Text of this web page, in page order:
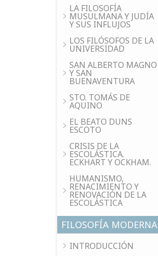
LA FILOSOFÍA
MUSULMANA Y JUDÍA
Y SUS INFLUJOS
LOS FILÓSOFOS DE LA
UNIVERSIDAD
SAN ALBERTO MAGNO
Y SAN
BUENAVENTURA
STO. TOMÁS DE
AQUINO
EL BEATO DUNS
ESCOTO
CRISIS DE LA
ESCOLÁSTICA.
ECKHART Y OCKHAM.
HUMANISMO,
RENACIMIENTO Y
RENOVACIÓN DE LA
ESCOLÁSTICA
FILOSOFÍA MODERNA
INTRODUCCIÓN